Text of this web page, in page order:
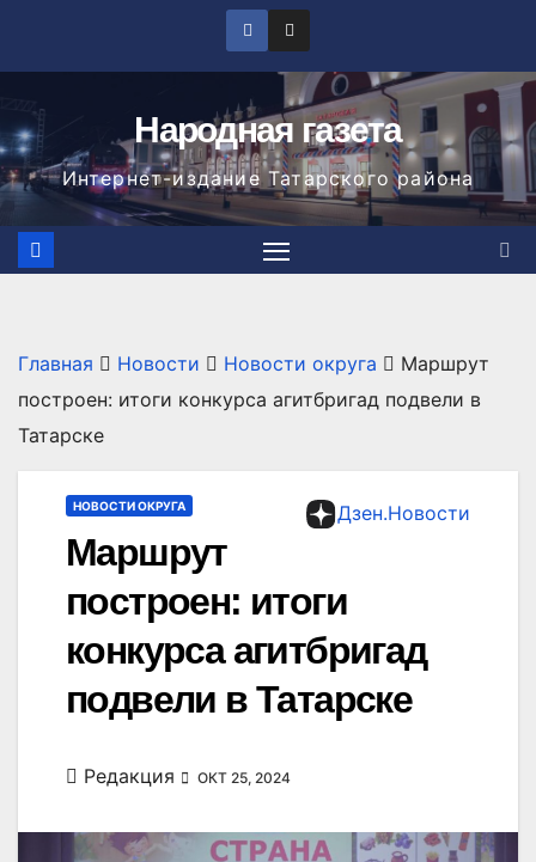
Народная газета
Интернет-издание Татарского района
Главная Новости Новости округа
Маршрут
построен: итоги конкурса агитбригад подвели в
Татарске
Дзен.Новости
НОВОСТИ ОКРУГА
Маршрут
построен: итоги
конкурса агитбригад
подвели в Татарске
Редакция ОКТ 25, 2024